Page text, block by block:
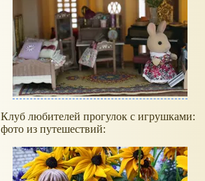
Клуб любителей прогулок с игрушками:
фото из путешествий: